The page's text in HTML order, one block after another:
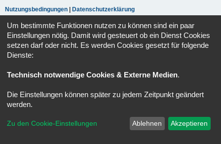
Nutzungsbedingungen
Datenschutzerklärung
Registrieren
Foren-Übersicht
Powered byphpBB® Forum Software © phpBB Limited
Datenschutz
|Nutzungsbedingungen
Um bestimmte Funktionen nutzen zu können sind ein paar
Einstellungen nötig. Damit wird gesteuert ob ein Dienst Cookies
setzen darf oder nicht. Es werden Cookies gesetzt für folgende
Dienste:
Technisch notwendige Cookies & Externe Medien.
Die Einstellungen können später zu jedem Zeitpunkt geändert
werden.
Zu den Cookie-Einstellungen Ablehnen Akzeptieren